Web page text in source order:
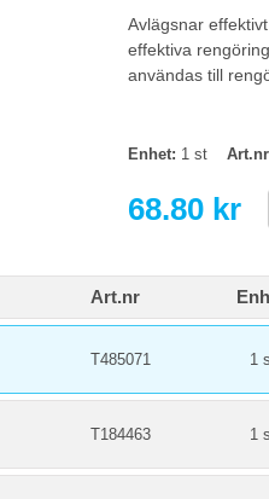
engångsskurning.
dag i mindre använda.
Avlägsnar
effektiva
användas till
Enhet: 1 st
68.80 kr
Art.nr
T485071 1
T184463 1